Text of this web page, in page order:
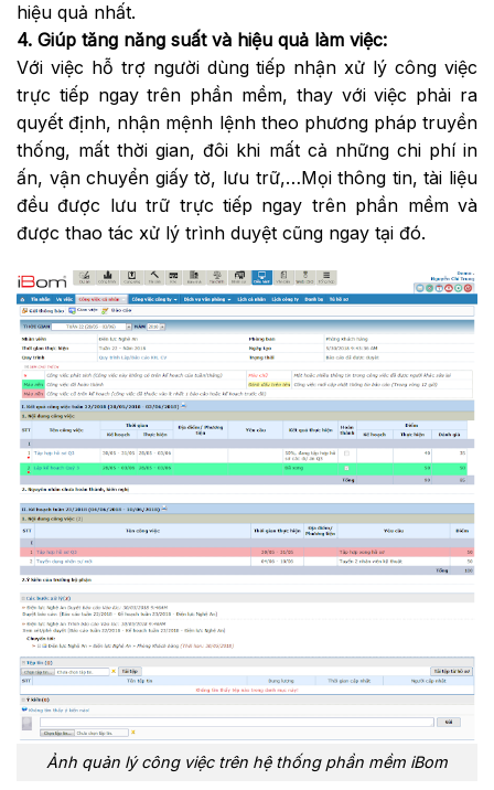
hiệu quả nhất.
4. Giúp tăng năng suất và hiệu quả làm việc:
Với việc hỗ trợ người dùng tiếp nhận xử lý công việc
trực tiếp ngay trên phần mềm, thay với việc phải ra
quyết định, nhận mệnh lệnh theo phương pháp truyền
thống, mất thời gian, đôi khi mất cả những chi phí in
ấn, vận chuyển giấy tờ, lưu trữ,…Mọi thông tin, tài liệu
đều được lưu trữ trực tiếp ngay trên phần mềm và
được thao tác xử lý trình duyệt cũng ngay tại đó.
Ảnh quản lý công việc trên hệ thống phần mềm iBom